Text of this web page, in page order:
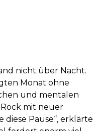
nicht über Nacht.
Monat ohne
und mentalen
mit neuer
Pause“, erklärte